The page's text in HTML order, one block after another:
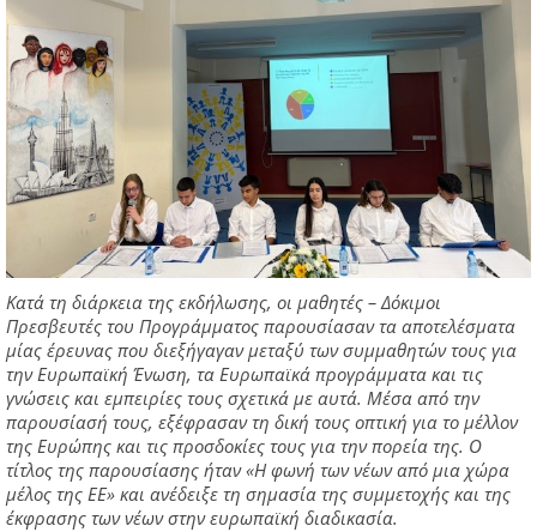
Κατά τη διάρκεια της εκδήλωσης, οι μαθητές – Δόκιμοι
Πρεσβευτές του Προγράμματος παρουσίασαν τα αποτελέσματα
μίας έρευνας που διεξήγαγαν μεταξύ των συμμαθητών τους για
την Ευρωπαϊκή Ένωση, τα Ευρωπαϊκά προγράμματα και τις
γνώσεις και εμπειρίες τους σχετικά με αυτά. Μέσα από την
παρουσίασή τους, εξέφρασαν τη δική τους οπτική για το μέλλον
της Ευρώπης και τις προσδοκίες τους για την πορεία της. Ο
τίτλος της παρουσίασης ήταν «Η φωνή των νέων από μια χώρα
μέλος της ΕΕ» και ανέδειξε τη σημασία της συμμετοχής και της
έκφρασης των νέων στην ευρωπαϊκή διαδικασία.